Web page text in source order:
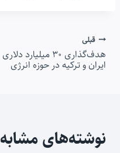
راهبری
نوشته
قبلی
هدف‌گذاری ۳۰ میلیارد دلاری
ایران و ترکیه در حوزه انرژی
نوشته‌های مشابه